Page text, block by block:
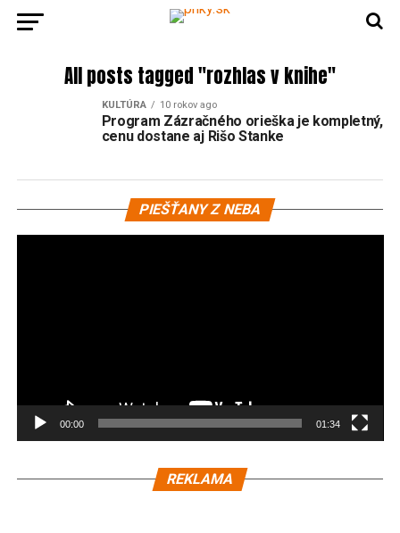
All posts tagged "rozhlas v knihe"
KULTÚRA 10 rokov ago
Program Zázračného orieška je kompletný,
cenu dostane aj Rišo Stanke
PIEŠŤANY Z NEBA
00:00 01:34
REKLAMA